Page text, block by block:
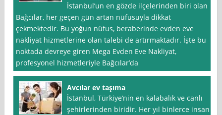
İstanbul’un en gözde ilçelerinden biri olan
Bağcılar, her geçen gün artan nüfusuyla dikkat
çekmektedir. Bu yoğun nüfus, beraberinde evden eve
nakliyat hizmetlerine olan talebi de artırmaktadır. İşte bu
noktada devreye giren Mega Evden Eve Nakliyat,
profesyonel hizmetleriyle Bağcılar’da
Avcılar ev taşıma
İstanbul, Türkiye’nin en kalabalık ve canlı
şehirlerinden biridir. Her yıl binlerce insan